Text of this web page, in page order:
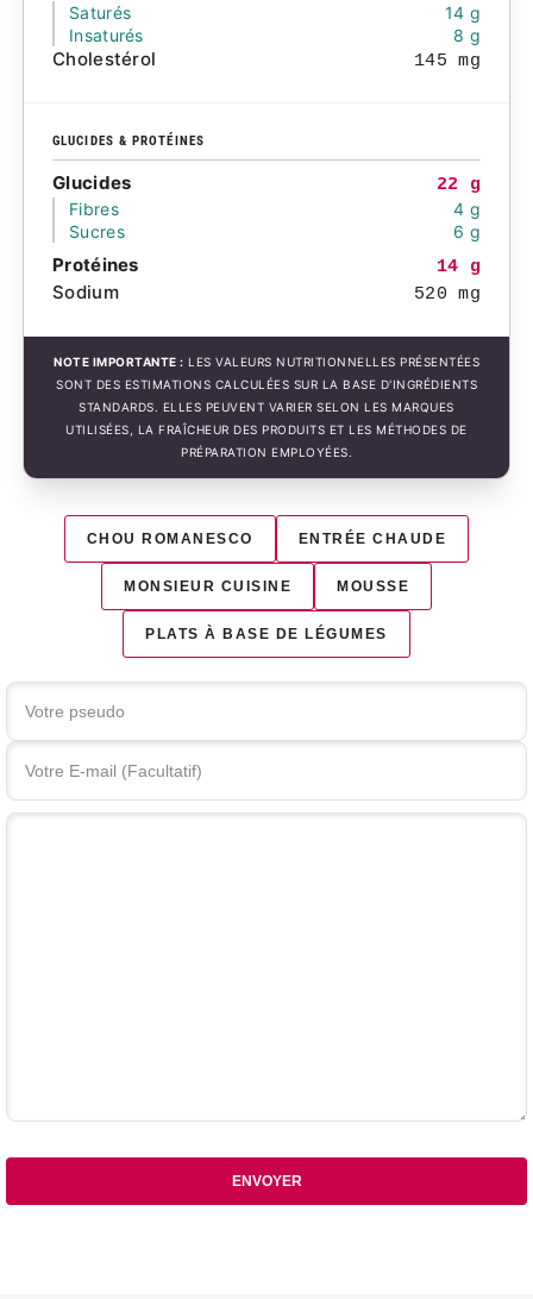
Saturés
14 g
Insaturés
8 g
Cholestérol 145 mg
GLUCIDES & PROTÉINES
Glucides
22 g
Fibres
4 g
Sucres
6 g
Protéines 14 g
Sodium 520 mg
NOTE IMPORTANTE : LES VALEURS NUTRITIONNELLES PRÉSENTÉES
SONT DES ESTIMATIONS CALCULÉES SUR LA BASE D'INGRÉDIENTS
STANDARDS. ELLES PEUVENT VARIER SELON LES MARQUES
UTILISÉES, LA FRAÎCHEUR DES PRODUITS ET LES MÉTHODES DE
PRÉPARATION EMPLOYÉES.
CHOU ROMANESCO ENTRÉE CHAUDE
MONSIEUR CUISINE MOUSSE
PLATS À BASE DE LÉGUMES
Votre commentaire
ENVOYER